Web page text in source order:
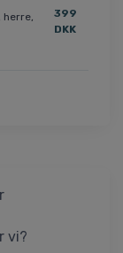
herre,
399
DKK
vi?